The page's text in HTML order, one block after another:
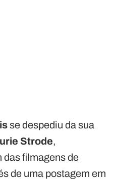
se despediu da sua
Strode,
das filmagens de
de uma postagem em